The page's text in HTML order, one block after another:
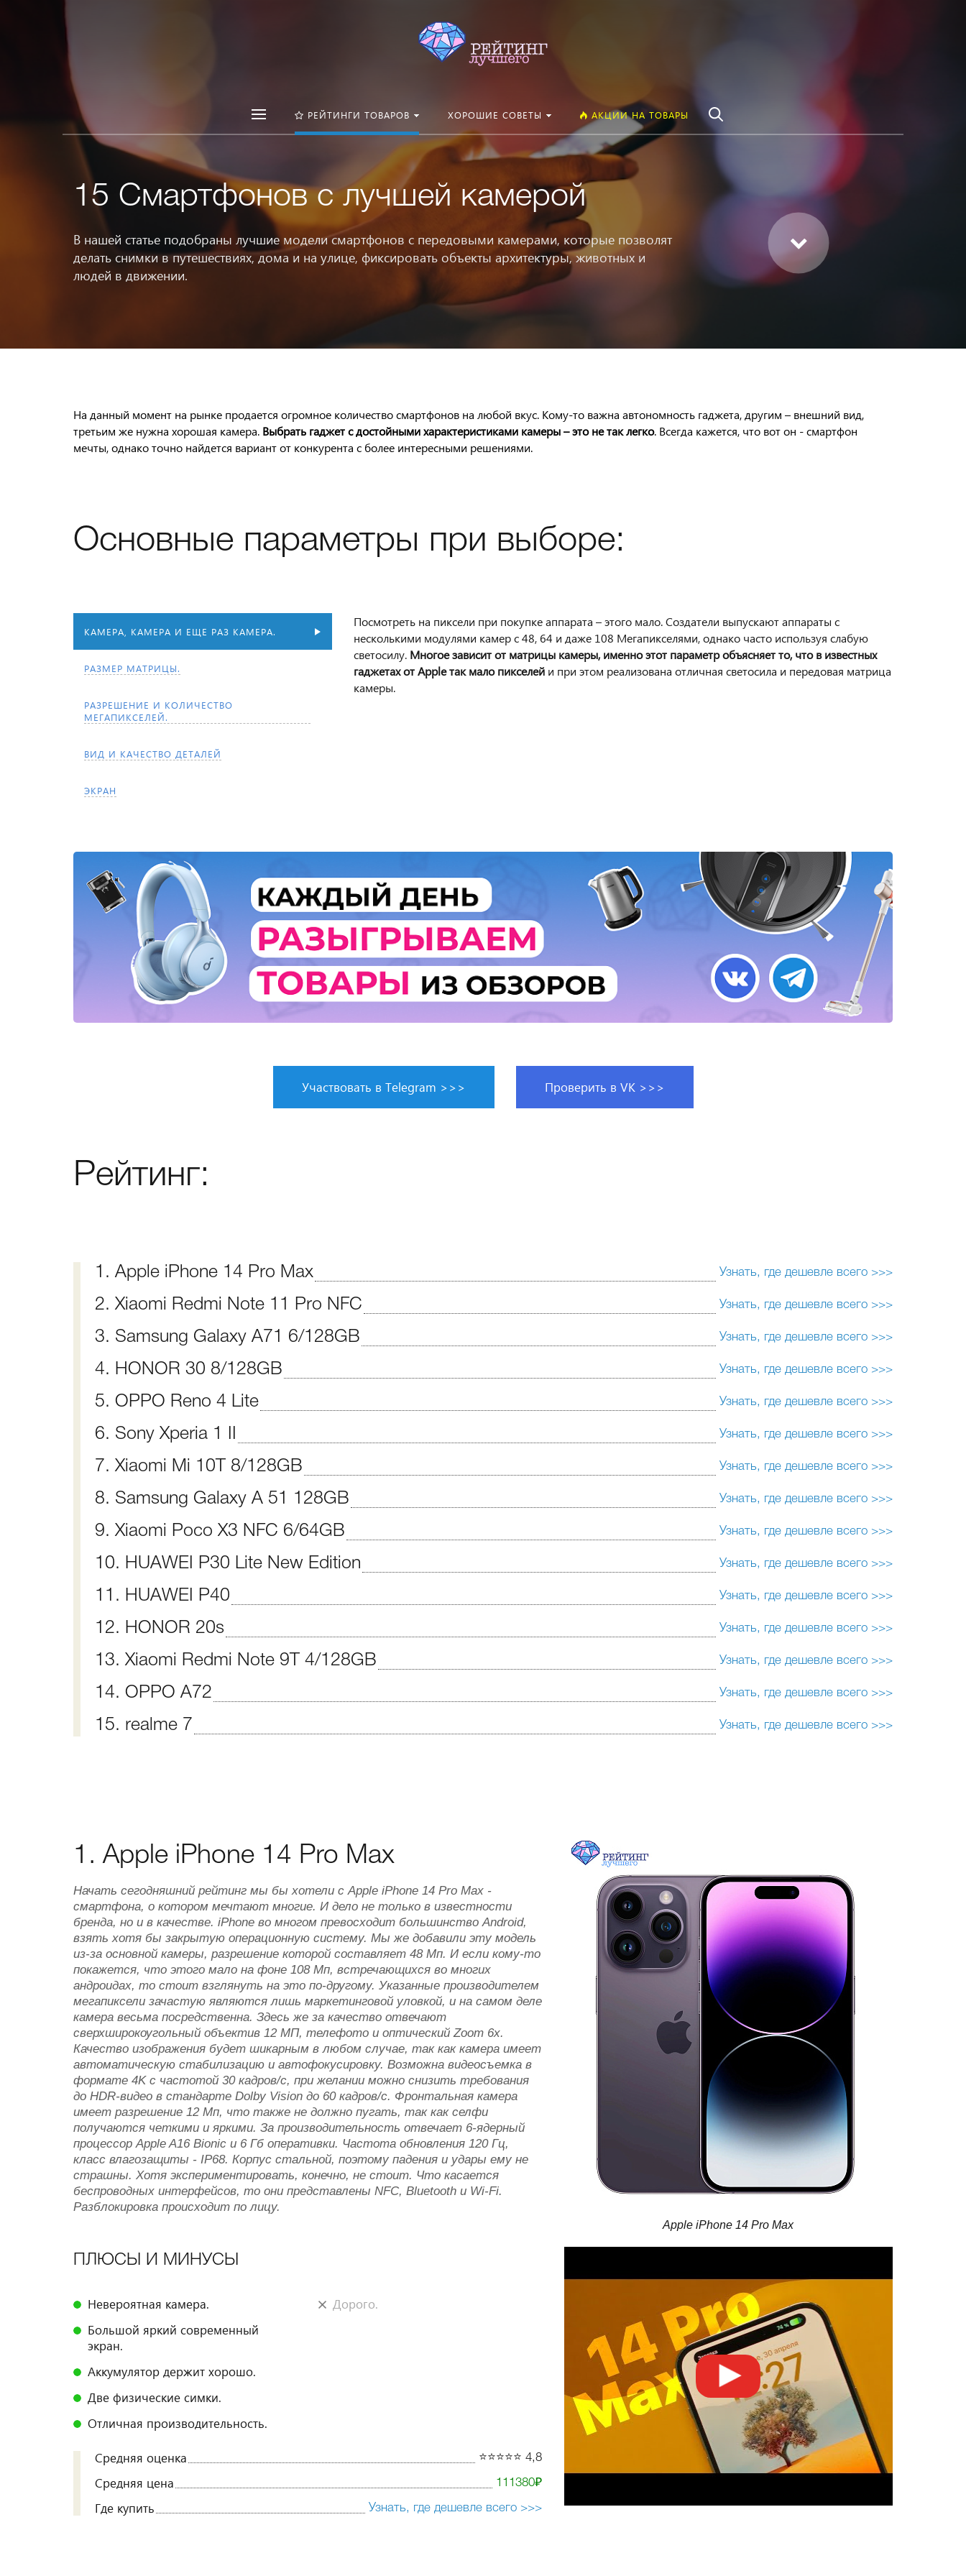
РЕЙТИНГИ ТОВАРОВ ХОРОШИЕ СОВЕТЫ АКЦИИ НА ТОВАРЫ
15 Смартфонов с лучшей камерой
В нашей статье подобраны лучшие модели смартфонов с передовыми камерами, которые позволят
делать снимки в путешествиях, дома и на улице, фиксировать объекты архитектуры, животных и
людей в движении.
На данный момент на рынке продается огромное количество смартфонов на любой вкус. Кому-то важна автономность гаджета, другим – внешний вид,
третьим же нужна хорошая камера. Выбрать гаджет с достойными характеристиками камеры – это не так легко. Всегда кажется, что вот он - смартфон
мечты, однако точно найдется вариант от конкурента с более интересными решениями.
Основные параметры при выборе:
КАМЕРА, КАМЕРА И ЕЩЕ РАЗ КАМЕРА.
РАЗМЕР МАТРИЦЫ.
РАЗРЕШЕНИЕ И КОЛИЧЕСТВО
МЕГАПИКСЕЛЕЙ.
ВИД И КАЧЕСТВО ДЕТАЛЕЙ
ЭКРАН
Посмотреть на пиксели при покупке аппарата – этого мало. Создатели выпускают аппараты с
несколькими модулями камер с 48, 64 и даже 108 Мегапикселями, однако часто используя слабую
светосилу. Многое зависит от матрицы камеры, именно этот параметр объясняет то, что в известных
гаджетах от Apple так мало пикселей и при этом реализована отличная светосила и передовая матрица
камеры.
Участвовать в Telegram >>> Проверить в VK >>>
Рейтинг:
1. Apple iPhone 14 Pro Max Узнать, где дешевле всего >>>
2. Xiaomi Redmi Note 11 Pro NFC Узнать, где дешевле всего >>>
3. Samsung Galaxy A71 6/128GB Узнать, где дешевле всего >>>
4. HONOR 30 8/128GB Узнать, где дешевле всего >>>
5. OPPO Reno 4 Lite Узнать, где дешевле всего >>>
6. Sony Xperia 1 II Узнать, где дешевле всего >>>
7. Xiaomi Mi 10T 8/128GB Узнать, где дешевле всего >>>
8. Samsung Galaxy A 51 128GB Узнать, где дешевле всего >>>
9. Xiaomi Poco X3 NFC 6/64GB Узнать, где дешевле всего >>>
10. HUAWEI P30 Lite New Edition Узнать, где дешевле всего >>>
11. HUAWEI P40 Узнать, где дешевле всего >>>
12. HONOR 20s Узнать, где дешевле всего >>>
13. Xiaomi Redmi Note 9T 4/128GB Узнать, где дешевле всего >>>
14. OPPO A72 Узнать, где дешевле всего >>>
15. realme 7 Узнать, где дешевле всего >>>
1. Apple iPhone 14 Pro Max
Начать сегодняшний рейтинг мы бы хотели с Apple iPhone 14 Pro Max -
смартфона, о котором мечтают многие. И дело не только в известности
бренда, но и в качестве. iPhone во многом превосходит большинство Android,
взять хотя бы закрытую операционную систему. Мы же добавили эту модель
из-за основной камеры, разрешение которой составляет 48 Мп. И если кому-то
покажется, что этого мало на фоне 108 Мп, встречающихся во многих
андроидах, то стоит взглянуть на это по-другому. Указанные производителем
мегапиксели зачастую являются лишь маркетинговой уловкой, и на самом деле
камера весьма посредственна. Здесь же за качество отвечают
сверхширокоугольный объектив 12 МП, телефото и оптический Zoom 6x.
Качество изображения будет шикарным в любом случае, так как камера имеет
автоматическую стабилизацию и автофокусировку. Возможна видеосъемка в
формате 4K с частотой 30 кадров/с, при желании можно снизить требования
до HDR‑видео в стандарте Dolby Vision до 60 кадров/ с. Фронтальная камера
имеет разрешение 12 Мп, что также не должно пугать, так как селфи
получаются четкими и яркими. За производительность отвечает 6-ядерный
процессор Apple A16 Bionic и 6 Гб оперативки. Частота обновления 120 Гц,
класс влагозащиты - IP68. Корпус стальной, поэтому падения и удары ему не
страшны. Хотя экспериментировать, конечно, не стоит. Что касается
беспроводных интерфейсов, то они представлены NFC, Bluetooth и Wi-Fi.
Разблокировка происходит по лицу.
ПЛЮСЫ И МИНУСЫ
Невероятная камера.
Большой яркий современный
экран.
Аккумулятор держит хорошо.
Две физические симки.
Отличная производительность.
Дорого.
Средняя оценка ⭐️⭐️⭐️⭐️⭐️ 4,8
Средняя цена 111380₽
Где купить Узнать, где дешевле всего >>>
Apple iPhone 14 Pro Max